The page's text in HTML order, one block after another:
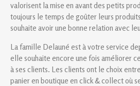
valorisent la mise en avant des petits
toujours le temps de goûter leurs
souhaite avoir une bonne relation avec
La famille Delauné est à votre service
elle souhaite encore une fois améliorer
à ses clients. Les clients ont le choix
panier en boutique en click & collect où